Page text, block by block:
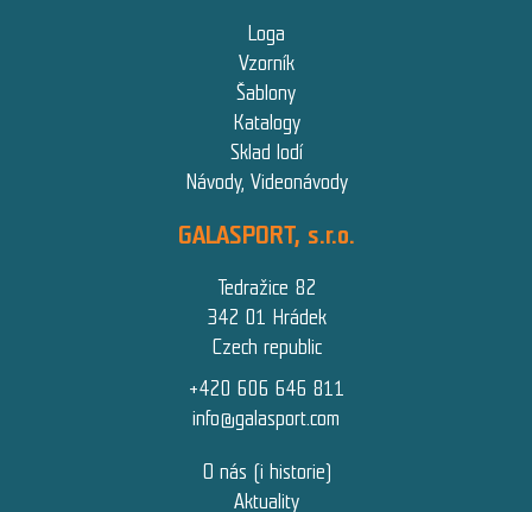
Loga
Vzorník
Šablony
Katalogy
Sklad lodí
Návody, Videonávody
GALASPORT, s.r.o.
Tedražice 82
342 01 Hrádek
Czech republic
+420 606 646 811
info@galasport.com
O nás (i historie)
Aktuality